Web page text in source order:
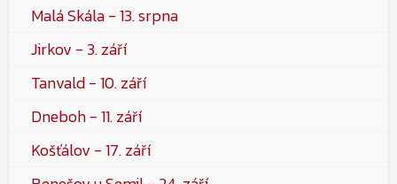
Malá Skála - 13. srpna
Jirkov - 3. září
Tanvald - 10. září
Dneboh - 11. září
Košťálov - 17. září